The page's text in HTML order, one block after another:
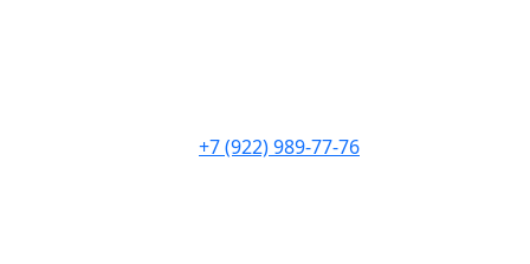
+7 (922) 989-77-76